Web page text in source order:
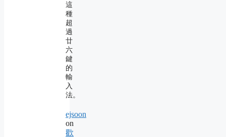
這
種
超
過
廿
六
鍵
的
輸
入
法。
ejsoon
on
歡